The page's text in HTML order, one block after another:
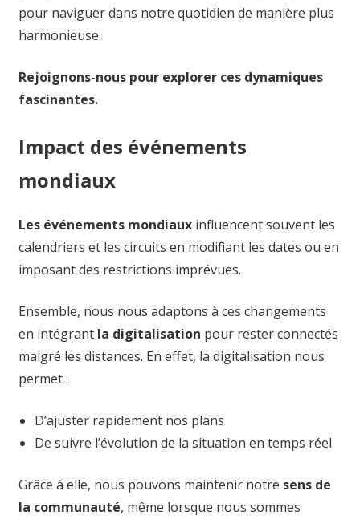
pour naviguer dans notre quotidien de manière plus
harmonieuse.
Rejoignons-nous pour explorer ces dynamiques
fascinantes.
Impact des événements
mondiaux
Les événements mondiauxinfluencent souvent les
calendriers et les circuits en modifiant les dates ou en
imposant des restrictions imprévues.
Ensemble, nous nous adaptons à ces changements
en intégrant la digitalisation pour rester connectés
malgré les distances. En effet, la digitalisation nous
permet :
D’ajuster rapidement nos plans
De suivre l’évolution de la situation en temps réel
Grâce à elle, nous pouvons maintenir notre sens de
la communauté, même lorsque nous sommes